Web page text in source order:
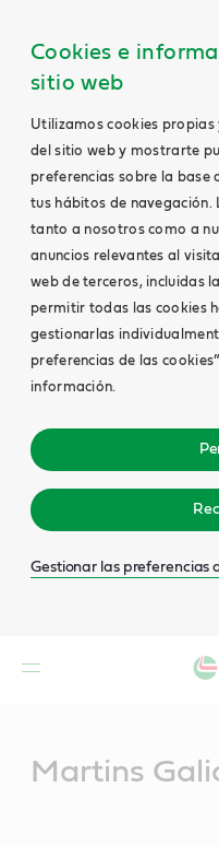
Cookies e
sitio web
Utilizamos cookies propias
del sitio web y mostrarte
preferencias sobre la base
tus hábitos de navegación.
tanto a nosotros como a
anuncios relevantes al
web de terceros, incluidas
permitir todas las cookies
gestionarlas
preferencias de las
información.
Gestionar las preferencias
Martins